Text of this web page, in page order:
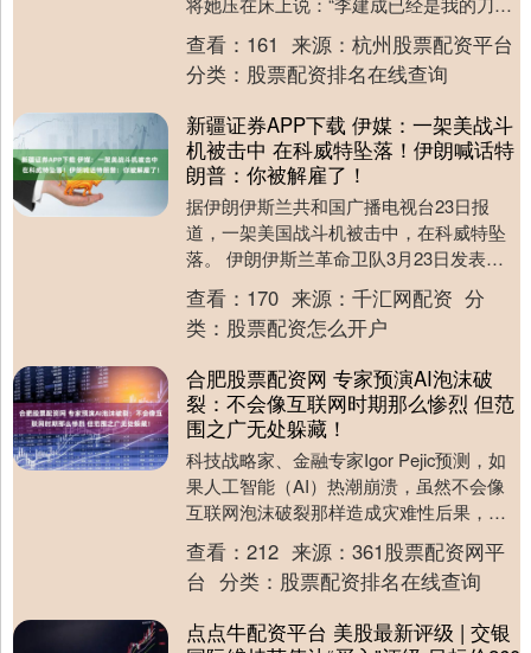
亡魂，你最好从了我，” 玳姬自知在劫难
逃，便....
查看： 161 来源： 杭州股票配资平台
分类： 股票配资排名在线查询
新疆证券APP下载 伊媒：一架美战斗
机被击中 在科威特坠落！伊朗喊话特
朗普：你被解雇了！
据伊朗伊斯兰共和国广播电视台23日报
道，一架美国战斗机被击中，在科威特坠
落。 伊朗伊斯兰革命卫队3月23日发表声
明再次强调，如果伊朗的电力系统遭受攻
击，伊朗将以....
查看： 170 来源： 千汇网配资 分
类： 股票配资怎么开户
合肥股票配资网 专家预演AI泡沫破
裂：不会像互联网时期那么惨烈 但范
围之广无处躲藏！
科技战略家、金融专家Igor Pejic预测，如
果人工智能（AI）热潮崩溃，虽然不会像
互联网泡沫破裂那样造成灾难性后果，但
冲击波将会波及甚广，届时“无处可藏”。....
查看： 212 来源： 361股票配资网平
台 分类： 股票配资排名在线查询
点点牛配资平台 美股最新评级 | 交银